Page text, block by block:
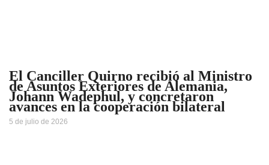
El Canciller Quirno recibió al Ministro
de Asuntos Exteriores de Alemania,
Johann Wadephul, y concretaron
avances en la cooperación bilateral
5 de julio de 2026